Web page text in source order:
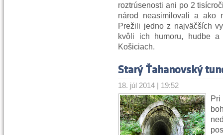
roztrúsenosti ani po 2
národ neasimilovali a ako
Prežili jedno z najväčších
kvôli ich humoru, hudbe
Košiciach.
Starý Ťahanovský
18. júl 2014 | 19:52